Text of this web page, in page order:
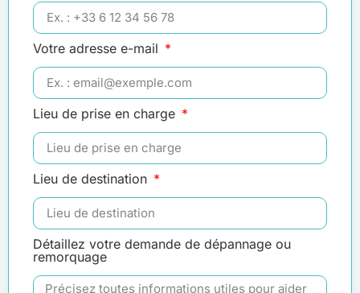
Votre adresse e-mail
Lieu de prise en charge
Lieu de destination
Détaillez votre demande de dépannage ou
remorquage